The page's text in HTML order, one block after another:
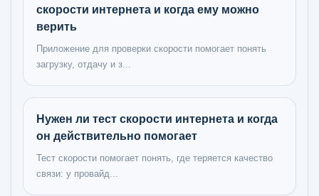
скорости интернета и когда ему можно
верить
Приложение для проверки скорости помогает понять
загрузку, отдачу и з...
Нужен ли тест скорости интернета и когда
он действительно помогает
Тест скорости помогает понять, где теряется качество
связи: у провайд...